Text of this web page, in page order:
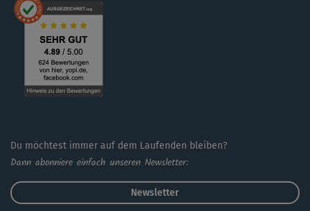
Du möchtest immer auf dem Laufenden bleiben?
Dann abonniere einfach unseren Newsletter:
Newsletter